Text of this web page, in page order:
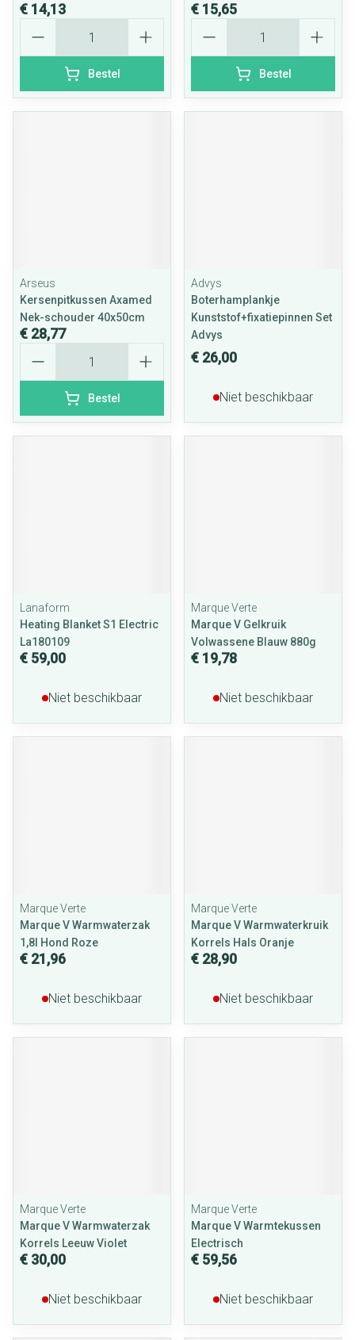
€ 14,13
Bestel
€ 15,65
Bestel
Arseus
Kersenpitkussen Axamed
Nek-schouder 40x50cm
€ 28,77
Bestel
Advys
Boterhamplankje
Kunststof+fixatiepinnen Set
Advys
€ 26,00
Niet beschikbaar
Lanaform
Heating Blanket S1 Electric
La180109
€ 59,00
Niet beschikbaar
Marque Verte
Marque V Gelkruik
Volwassene Blauw 880g
€ 19,78
Niet beschikbaar
Marque Verte
Marque V Warmwaterzak
1,8l Hond Roze
€ 21,96
Niet beschikbaar
Marque Verte
Marque V Warmwaterkruik
Korrels Hals Oranje
€ 28,90
Niet beschikbaar
Marque Verte
Marque V Warmwaterzak
Korrels Leeuw Violet
€ 30,00
Niet beschikbaar
Marque Verte
Marque V Warmtekussen
Electrisch
€ 59,56
Niet beschikbaar